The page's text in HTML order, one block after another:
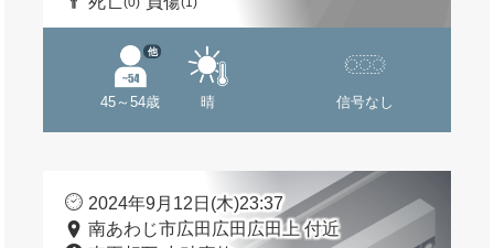
45～54歳
他
晴 信号なし
2024年9月12日(木)23:37
南あわじ市広田広田広田上 付近